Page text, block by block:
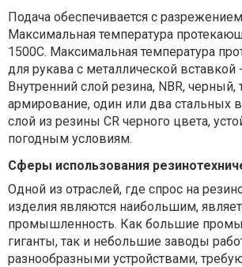
Подача обеспечивается с
Максимальная температура
1500C. Максимальная температура
для рукава с металлической вставкой
Внутренний слой резина, NBR, черный,
армирование, один или два стальных
слой из резины CR черного цвета,
погодным условиям.
Сферы использования
Одной из отраслей, где спрос на
изделия являются наибольшим,
промышленность. Как большие
гиганты, так и небольшие заводы
разнообразными устройствами,